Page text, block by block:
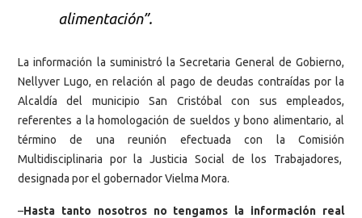
alimentación”.
La información la suministró la Secretaria General de Gobierno,
Nellyver Lugo, en relación al pago de deudas contraídas por la
Alcaldía del municipio San Cristóbal con sus empleados,
referentes a la homologación de sueldos y bono alimentario, al
término de una reunión efectuada con la Comisión
Multidisciplinaria por la Justicia Social de los Trabajadores,
designada por el gobernador Vielma Mora.
–Hasta tanto nosotros no tengamos la información real